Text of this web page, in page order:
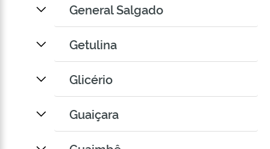
General Salgado
Getulina
Glicério
Guaiçara